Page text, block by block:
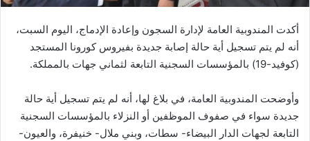
ي
ا
أكدت المندوبية العامة لإدارة السجون وإعادة الإدماج، اليوم السبت،
أنه لم يتم تسجيل أية حالة إصابة جديدة بفيروس كورونا المستجد
(كوفيد-19) بالمؤسسات السجنية التابعة لثماني جهات بالمملكة.
وأوضحت المندوبية العامة، في بلاغ لها، أنه لم يتم تسجيل أية حالة
جديدة سواء في صفوف الموظفين أو النزلاء بالمؤسسات السجنية
التابعة لجهات الدار البيضاء- سطات، وبني ملال- خنيفرة، والعيون-